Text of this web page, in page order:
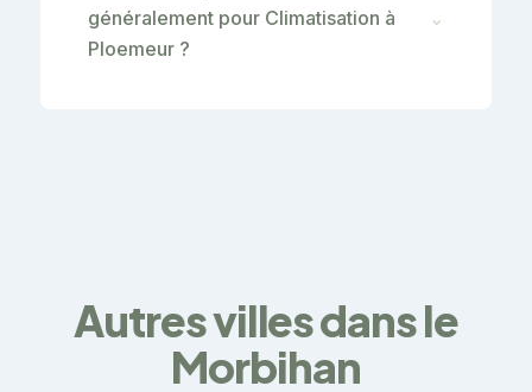
généralement pour Climatisation à
Ploemeur ?
⌄
Autres villes dans le
Morbihan